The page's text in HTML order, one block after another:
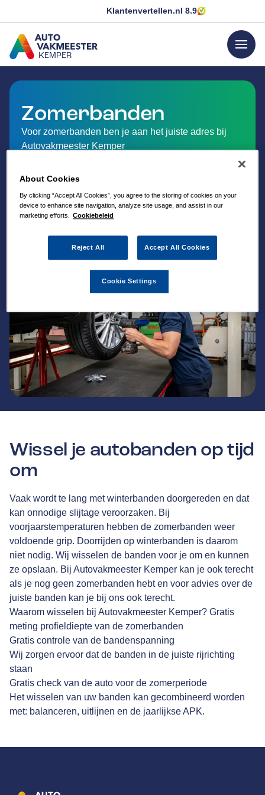
Klantenvertellen.nl 8.9
KEMPER
GA NAAR DE HOMEPAGINA
menu
Zomerbanden
Voor zomerbanden ben je aan het juiste adres bij
Autovakmeester Kemper
Wissel je autobanden op tijd
om
Vaak wordt te lang met winterbanden doorgereden en dat
kan onnodige slijtage veroorzaken. Bij
voorjaarstemperaturen hebben de zomerbanden weer
voldoende grip. Doorrijden op winterbanden is daarom
niet nodig. Wij wisselen de banden voor je om en kunnen
ze opslaan. Bij Autovakmeester Kemper kan je ook terecht
als je nog geen zomerbanden hebt en voor advies over de
juiste banden kan je bij ons ook terecht.
Waarom wisselen bij Autovakmeester Kemper? Gratis
meting profieldiepte van de zomerbanden
Gratis controle van de bandenspanning
Wij zorgen ervoor dat de banden in de juiste rijrichting
staan
Gratis check van de auto voor de zomerperiode
Het wisselen van uw banden kan gecombineerd worden
met: balanceren, uitlijnen en de jaarlijkse APK.
About Cookies
By clicking “Accept All Cookies”, you agree to the storing of cookies on your
device to enhance site navigation, analyze site usage, and assist in our
marketing efforts.
Cookiebeleid
Reject All Accept All Cookies
Cookie Settings